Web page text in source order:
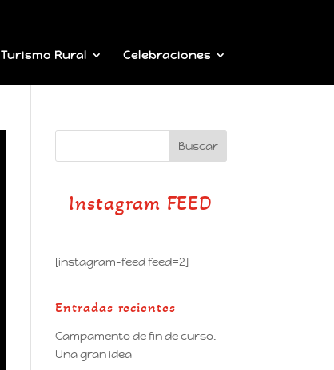
Turismo Rural Celebraciones
Instagram FEED
[instagram-feed feed=2]
Entradas recientes
Campamento de fin de curso.
Una gran idea